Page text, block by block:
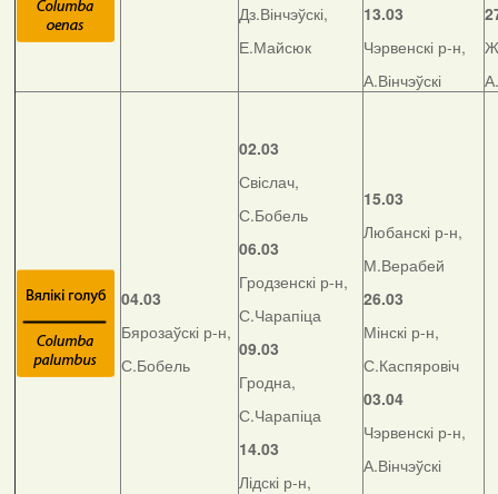
Дз.Вінчэўскі,
Е.Майсюк
13.03
Чэрвенскі р-н,
А.Вінчэўскі
04.03
Бярозаўскі р-н,
С.Бобель
02.03
Свіслач,
С.Бобель
06.03
Гродзенскі р-н,
С.Чарапіца
09.03
Гродна,
С.Чарапіца
14.03
Лідскі р-н,
15.03
Любанскі р-н,
М.Верабей
26.03
Мінскі р-н,
С.Каспяровіч
03.04
Чэрвенскі р-н,
А.Вінчэўскі